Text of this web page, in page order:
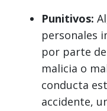
Punitivos:
personales
por parte
malicia o
conducta
accidente,